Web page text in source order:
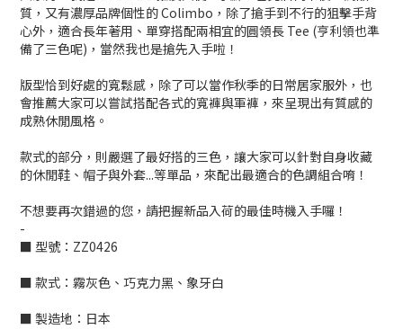
質，又有濃厚品牌個性的 Colimbo，除了搶手到不行的狙擊手背
心外，適合長年著用、單穿搭配兩相宜的圓領長 Tee (亨利領也準
備了三色呢)，當然我也是搶先入手啦！
版型恰到好處的寬鬆感，除了可以當作秋季的日常居家服外，也
會推薦大家可以嘗試搭配各式的寬褲與軍褲，來呈現出有質感的
成熟休閒風格。
款式的部分，則嚴選了最好搭的三色，讓大家可以針對自身收藏
的休閒鞋、帽子與外套...等單品，來配出最適合的色調組合唷！
不想要再次錯過的您，請把握新品入荷的最佳時機入手囉！
-
■ 型號：ZZ0426
■ 款式：霧灰色、巧克力黑、象牙白
■ 製造地：日本